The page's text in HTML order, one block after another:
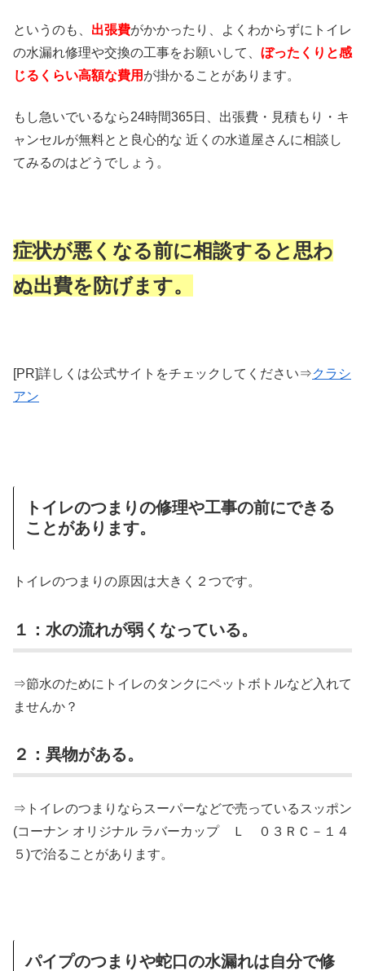
というのも、 出張費がかかったり、よくわからずにトイレ
の水漏れ修理や交換の工事をお願いして、 ぼったくりと感
じるくらい高額な費用 が掛かることがあります。
もし急いでいるなら24時間365日、出張費・見積もり・キ
ャンセルが無料とと良心的な 近くの水道屋さんに相談し
てみるのはどうでしょう。
症状が悪くなる前に相談すると思わ
ぬ出費を防げます。
[PR]詳しくは公式サイトをチェックしてください⇒クラシ
アン
トイレのつまりの修理や工事の前にできる
ことがあります。
トイレのつまりの原因は大きく２つです。
１：水の流れが弱くなっている。
⇒節水のためにトイレのタンクにペットボトルなど入れて
ませんか？
２：異物がある。
⇒トイレのつまりならスーパーなどで売っているスッポン
(コーナン オリジナル ラバーカップ Ｌ ０３ＲＣ－１４
５)で治ることがあります。
パイプのつまりや蛇口の水漏れは自分で修